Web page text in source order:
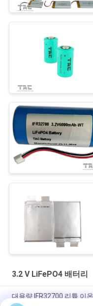
3.2 V LiFePO4 배터리
대용량 IFR32700 리튬 이